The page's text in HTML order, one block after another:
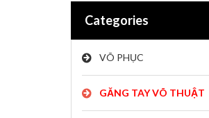
Categories
VÕ PHỤC
GĂNG TAY VÕ THUẬT